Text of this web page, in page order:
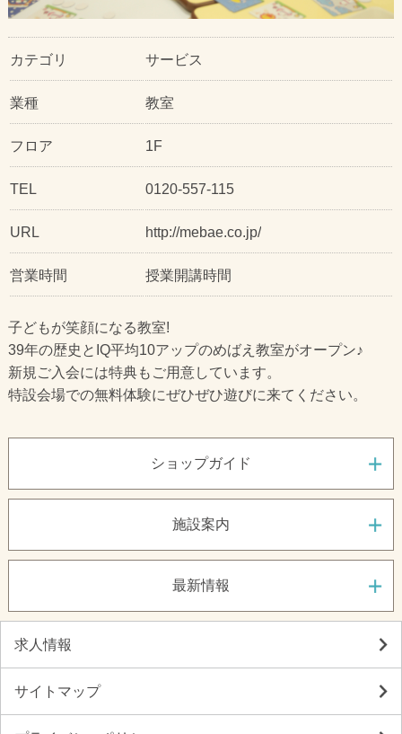
カテゴリ サービス
業種 教室
フロア 1F
TEL 0120-557-115
URL http://mebae.co.jp/
営業時間 授業開講時間
子どもが笑顔になる教室!
39年の歴史とIQ平均10アップのめばえ教室がオープン♪
新規ご入会には特典もご用意しています。
特設会場での無料体験にぜひぜひ遊びに来てください。
ショップガイド
施設案内
最新情報
求人情報
サイトマップ